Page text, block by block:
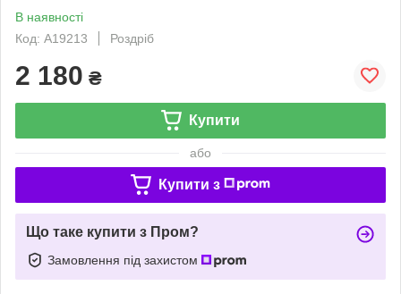
В наявності
Код: A19213
Роздріб
2 180 ₴
Купити
або
Купити з
Що таке купити з Пром?
Замовлення під захистом